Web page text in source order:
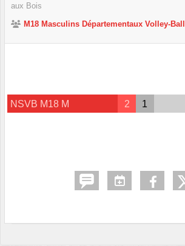
aux Bois
M18 Masculins Départementaux Volley-Ball
NSVB M18 M 2 1